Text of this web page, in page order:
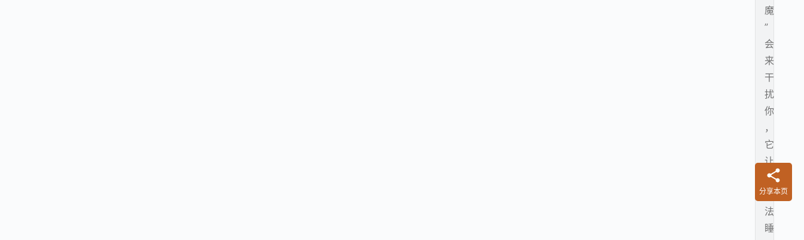
魔
”
会
来
干
扰
你
，
它
让
你
无
法
睡
分享本页